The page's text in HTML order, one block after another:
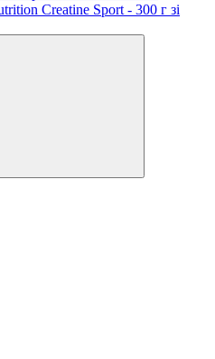
Creatine Sport - 300 г зі